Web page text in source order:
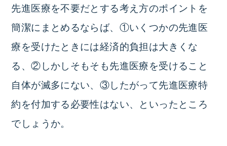
先進医療を不要だとする考え方のポイントを
簡潔にまとめるならば、①いくつかの先進医
療を受けたときには経済的負担は大きくな
る、②しかしそもそも先進医療を受けること
自体が滅多にない、③したがって先進医療特
約を付加する必要性はない、といったところ
でしょうか。